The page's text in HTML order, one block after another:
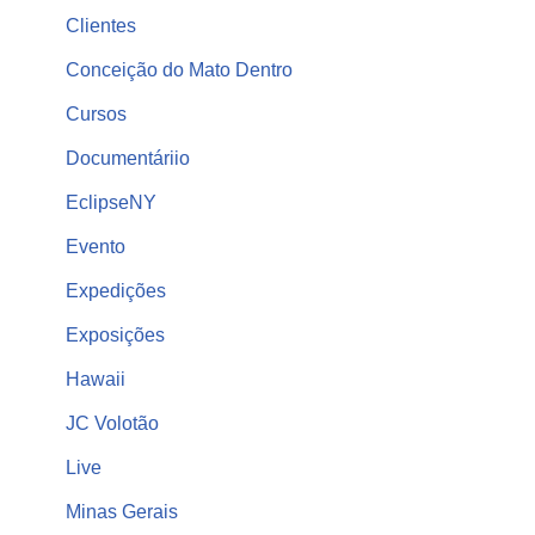
Clientes
Conceição do Mato Dentro
Cursos
Documentáriio
EclipseNY
Evento
Expedições
Exposições
Hawaii
JC Volotão
Live
Minas Gerais